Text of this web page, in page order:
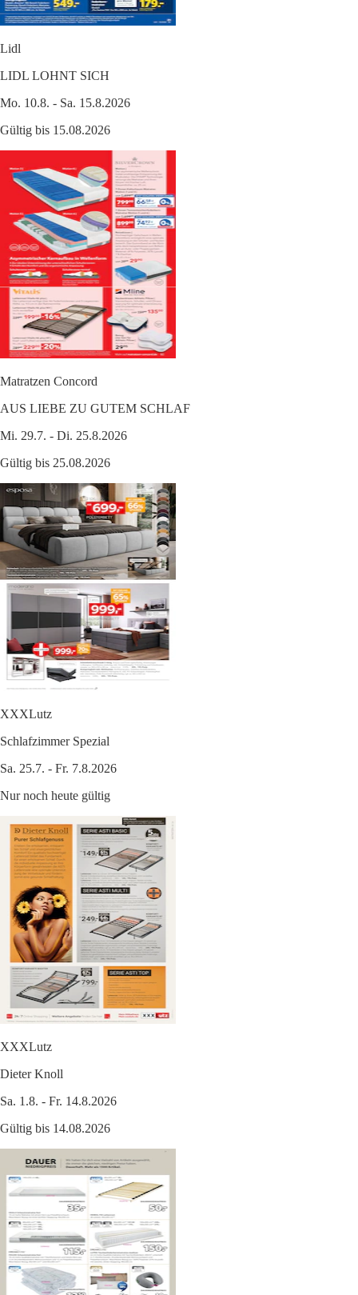
Lidl
LIDL LOHNT SICH
Mo. 10.8. - Sa. 15.8.2026
Gültig bis 15.08.2026
Matratzen Concord
AUS LIEBE ZU GUTEM SCHLAF
Mi. 29.7. - Di. 25.8.2026
Gültig bis 25.08.2026
XXXLutz
Schlafzimmer Spezial
Sa. 25.7. - Fr. 7.8.2026
Nur noch heute gültig
XXXLutz
Dieter Knoll
Sa. 1.8. - Fr. 14.8.2026
Gültig bis 14.08.2026